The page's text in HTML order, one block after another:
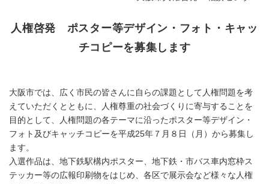
人権啓発 ポスター等デザイン・フォト・キャッ
チコピーを募集します
大阪市では、広く市民の皆さんに自らの課題として人権問題を考
えていただくとともに、人権尊重の社会づくりに寄与することを
目的として、人権問題の各テーマに沿ったポスター等デザイン・
フォト及びキャッチコピーを平成25年７月８日（月）から募集し
ます。
入選作品は、地下鉄駅構内ポスター、地下鉄・市バス車内窓枠ス
テッカー等の広報印刷物をはじめ、各区で展示会など様々な人権